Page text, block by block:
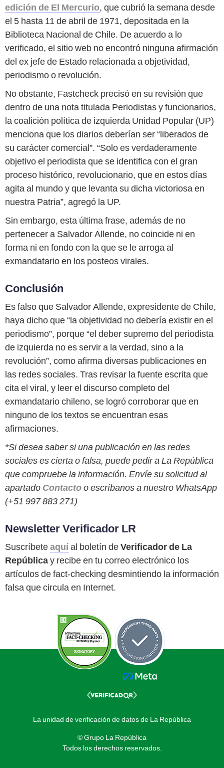
edición de El Mercurio, que cubrió la semana desde
el 5 hasta 11 de abril de 1971, depositada en la
Biblioteca Nacional de Chile. De acuerdo a lo
verificado, el sitio web no encontró ninguna afirmación
del ex jefe de Estado relacionada a objetividad,
periodismo o revolución.
No obstante, Fastcheck precisó en su revisión que
dentro de una nota titulada Periodistas y funcionarios,
la coalición política de izquierda Unidad Popular (UP)
menciona que los diarios deberían ser “liberados de
su carácter comercial”. “Solo es verdaderamente
objetivo el periodista que se identifica con el gran
proceso histórico, revolucionario, que en estos días
agita al mundo y que levanta su dicha victoriosa en
nuestra Patria”, agregó la UP.
Sin embargo, esta última frase, además de no
pertenecer a Salvador Allende, no coincide ni en
forma ni en fondo con la que se le arroga al
exmandatario en los posteos virales.
Conclusión
Es falso que Salvador Allende, expresidente de Chile,
haya dicho que “la objetividad no debería existir en el
periodismo”, porque “el deber supremo del periodista
de izquierda no es servir a la verdad, sino a la
revolución”, como afirma diversas publicaciones en
las redes sociales. Tras revisar la fuente escrita que
cita el viral, y leer el discurso completo del
exmandatario chileno, se logró corroborar que en
ninguno de los textos se encuentran esas
afirmaciones.
*Si desea saber si una publicación en las redes
sociales es cierta o falsa, puede pedir a La República
que compruebe la información. Envíe su solicitud al
apartado Contactoo escríbanos a nuestro WhatsApp
(+51 997 883 271)
Newsletter Verificador LR
Suscríbeteaquíal boletín deVerificador de La
Repúblicay recibe en tu correo electrónico los
artículos de fact-checking desmintiendo la información
falsa que circula en Internet.
La unidad de verificación de datos de La República
© Grupo La República
Todos los derechos reservados.